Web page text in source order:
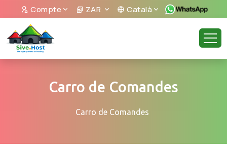
Compte ZAR Català
Carro de Comandes
Carro de Comandes